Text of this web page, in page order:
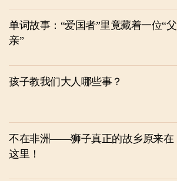
单词故事：“爱国者”里竟藏着一位“父
亲”
孩子教我们大人哪些事？
不在非洲——狮子真正的故乡原来在
这里！